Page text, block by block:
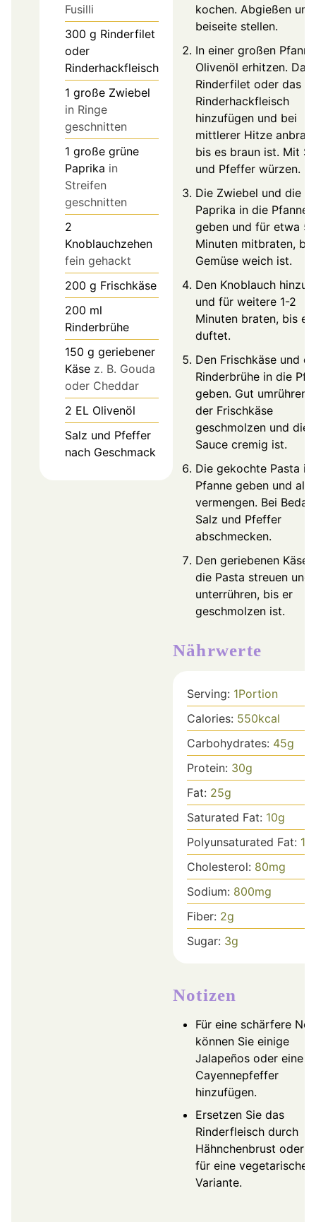
Fusilli
300 g Rinderfilet
oder
Rinderhackfleisch
1 große Zwiebel
in Ringe
geschnitten
1 große grüne
Paprika in
Streifen
geschnitten
2
Knoblauchzehen
fein gehackt
200 g Frischkäse
200 ml
Rinderbrühe
150 g geriebener
Käse z. B. Gouda
oder Cheddar
2 EL Olivenöl
Salz und Pfeffer
nach Geschmack
kochen. Abgießen und
beiseite stellen.
In einer großen
Olivenöl erhitzen. Das
Rinderfilet oder das
Rinderhackfleisch
hinzufügen und bei
mittlerer Hitze
bis es braun ist. Mit
und Pfeffer würzen.
Die Zwiebel und die
Paprika in die Pfanne
geben und für etwa 5
Minuten mitbraten,
Gemüse weich ist.
Den Knoblauch
und für weitere 1-2
Minuten braten, bis er
duftet.
Den Frischkäse und
Rinderbrühe in die
geben. Gut umrühren,
der Frischkäse
geschmolzen und die
Sauce cremig ist.
Die gekochte Pasta in
Pfanne geben und
vermengen. Bei
Salz und Pfeffer
abschmecken.
Den geriebenen Käse
die Pasta streuen und
unterrühren, bis er
geschmolzen ist.
Nährwerte
Serving: 1Portion
Calories: 550kcal
Carbohydrates: 45g
Protein: 30g
Fat: 25g
Saturated Fat: 10g
Polyunsaturated Fat: 15
Cholesterol: 80mg
Sodium: 800mg
Fiber: 2g
Sugar: 3g
Notizen
Für eine schärfere
können Sie einige
Jalapeños oder eine
Cayennepfeffer
hinzufügen.
Ersetzen Sie das
Rinderfleisch durch
Hähnchenbrust oder
für eine vegetarische
Variante.